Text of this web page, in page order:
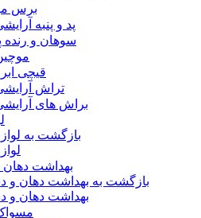
برس
پد و پنبه
سوهان و رنده
قیچی
تراش
براش های
بازگشت به
بهداشت دهان
بازگشت به بهداشت دهان و
بهداشت دهان و